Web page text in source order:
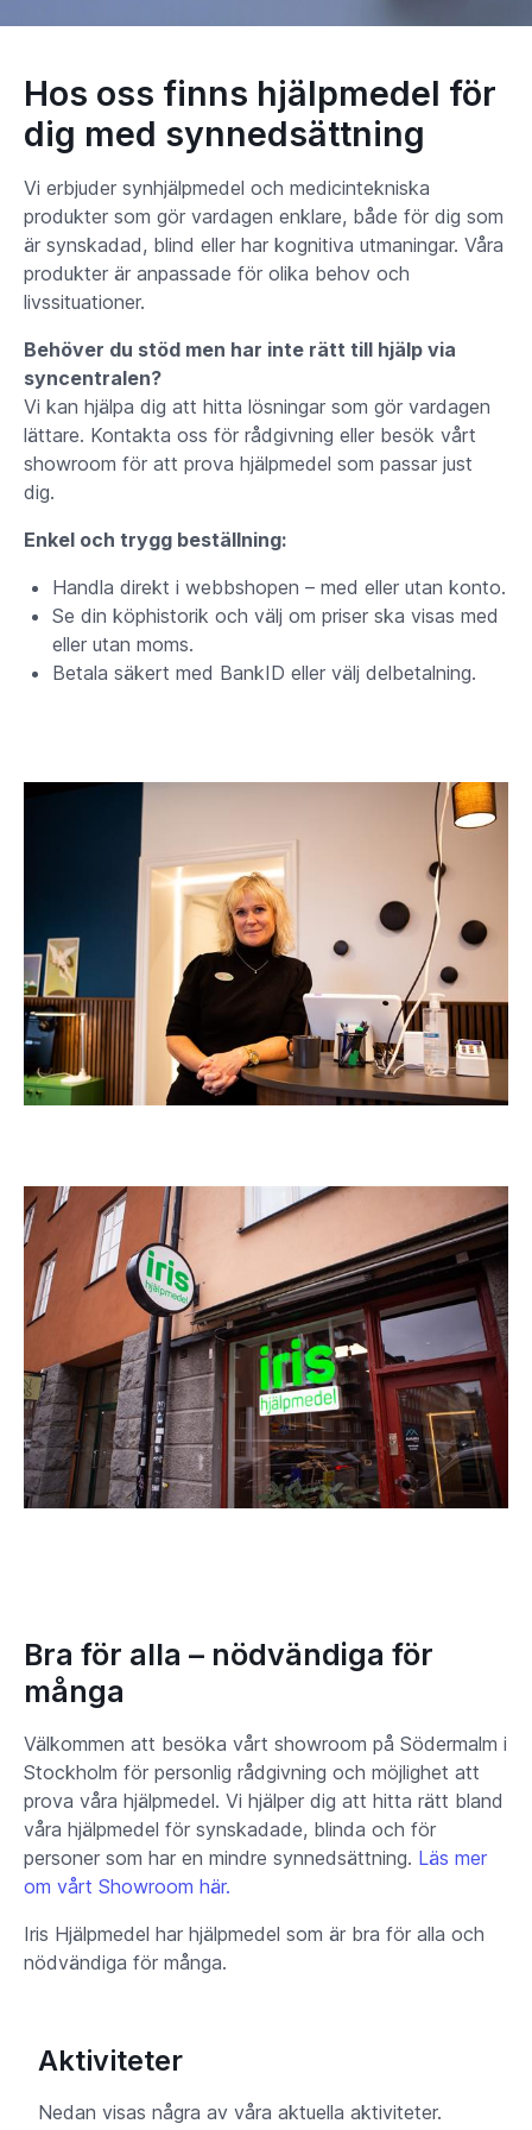
Hos oss finns hjälpmedel för
dig med synnedsättning
Vi erbjuder synhjälpmedel och medicintekniska
produkter som gör vardagen enklare, både för dig som
är synskadad, blind eller har kognitiva utmaningar. Våra
produkter är anpassade för olika behov och
livssituationer.
Behöver du stöd men har inte rätt till hjälp via
syncentralen?
Vi kan hjälpa dig att hitta lösningar som gör vardagen
lättare. Kontakta oss för rådgivning eller besök vårt
showroom för att prova hjälpmedel som passar just
dig.
Enkel och trygg beställning:
Handla direkt i webbshopen – med eller utan konto.
Se din köphistorik och välj om priser ska visas med
eller utan moms.
Betala säkert med BankID eller välj delbetalning.
Bra för alla – nödvändiga för
många
Välkommen att besöka vårt showroom på Södermalm i
Stockholm för personlig rådgivning och möjlighet att
prova våra hjälpmedel. Vi hjälper dig att hitta rätt bland
våra hjälpmedel för synskadade, blinda och för
personer som har en mindre synnedsättning. Läs mer
om vårt Showroom här.
Iris Hjälpmedel har hjälpmedel som är bra för alla och
nödvändiga för många.
Aktiviteter
Nedan visas några av våra aktuella aktiviteter.